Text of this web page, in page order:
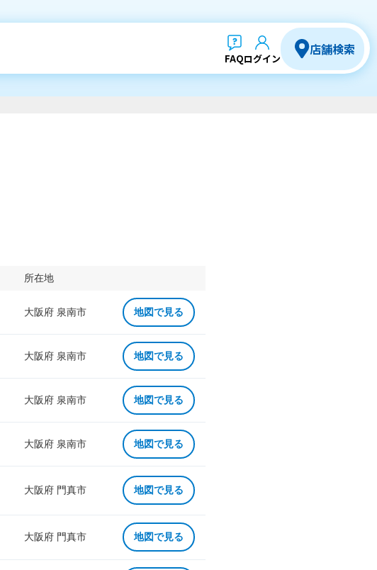
FAQログイン
店舗検索
所在地
大阪府 泉南市 地図で見る
大阪府 泉南市 地図で見る
大阪府 泉南市 地図で見る
大阪府 泉南市 地図で見る
大阪府 門真市 地図で見る
大阪府 門真市 地図で見る